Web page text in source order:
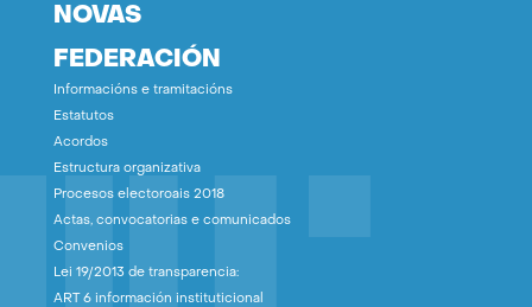
NOVAS
FEDERACIÓN
Informacións e tramitacións
Estatutos
Acordos
Estructura organizativa
Procesos electoroais 2018
Actas, convocatorias e comunicados
Convenios
Lei 19/2013 de transparencia:
ART 6 información instituticional